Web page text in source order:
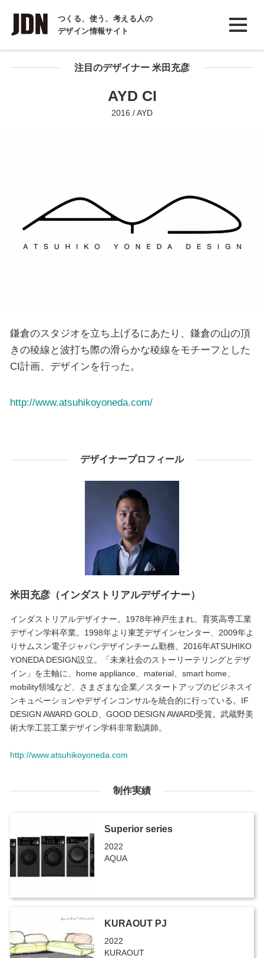
つくる、使う、考える人の
デザイン情報サイト
INTERVIEW
インタビュー
REPORT注目のデザイナー 米田充彦
AYD CI
2016 / AYD
鎌倉のスタジオを立ち上げるにあたり、鎌倉の山の頂
きの稜線と波打ち際の滑らかな稜線をモチーフとした
CI計画、デザインを行った。
http://www.atsuhikoyoneda.com/
デザイナープロフィール
米田充彦（インダストリアルデザイナー）
インダストリアルデザイナー。1978年神戸生まれ。育英高専工業
デザイン学科卒業。1998年より東芝デザインセンター、2009年よ
りサムスン電子ジャパンデザインチーム勤務、2016年ATSUHIKO
YONEDA DESIGN設立。「未来社会のストーリーテリングとデザ
イン」を主軸に、home appliance、material、smart home、
mobility領域など、さまざまな企業／スタートアップのビジネスイ
ンキュベーションやデザインコンサルを統合的に行っている。IF
DESIGN AWARD GOLD、GOOD DESIGN AWARD受賞。武蔵野美
術大学工芸工業デザイン学科非常勤講師。
http://www.atsuhikoyoneda.com
制作実績
Superior series
2022
AQUA
KURAOUT PJ
2022
KURAOUT